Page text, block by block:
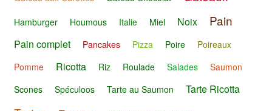
Hamburger Houmous Italie Miel Noix Pain
Pain complet Pancakes Pizza Poire
Poireaux
Pomme
Ricotta Riz Roulade Salades
Saumon
Scones
Spéculoos Tarte au Saumon Tarte Ricotta